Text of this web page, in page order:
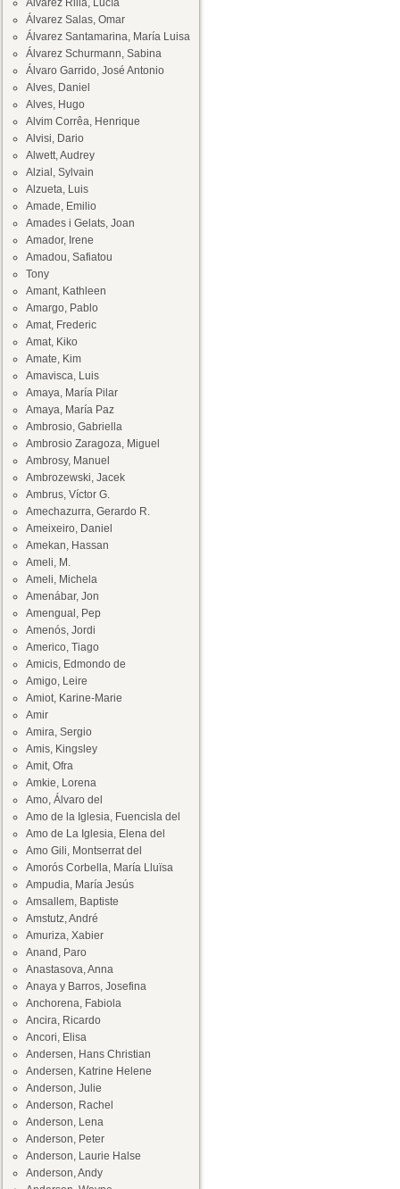
Álvarez Rilla, Lucía
Álvarez Salas, Omar
Álvarez Santamarina, María Luisa
Álvarez Schurmann, Sabina
Álvaro Garrido, José Antonio
Alves, Daniel
Alves, Hugo
Alvim Corrêa, Henrique
Alvisi, Dario
Alwett, Audrey
Alzial, Sylvain
Alzueta, Luis
Amade, Emilio
Amades i Gelats, Joan
Amador, Irene
Amadou, Safiatou
Tony
Amant, Kathleen
Amargo, Pablo
Amat, Frederic
Amat, Kiko
Amate, Kim
Amavisca, Luis
Amaya, María Pilar
Amaya, María Paz
Ambrosio, Gabriella
Ambrosio Zaragoza, Miguel
Ambrosy, Manuel
Ambrozewski, Jacek
Ambrus, Víctor G.
Amechazurra, Gerardo R.
Ameixeiro, Daniel
Amekan, Hassan
Ameli, M.
Ameli, Michela
Amenábar, Jon
Amengual, Pep
Amenós, Jordi
Americo, Tiago
Amicis, Edmondo de
Amigo, Leire
Amiot, Karine-Marie
Amir
Amira, Sergio
Amis, Kingsley
Amit, Ofra
Amkie, Lorena
Amo, Álvaro del
Amo de la Iglesia, Fuencisla del
Amo de La Iglesia, Elena del
Amo Gili, Montserrat del
Amorós Corbella, María Lluïsa
Ampudia, María Jesús
Amsallem, Baptiste
Amstutz, André
Amuriza, Xabier
Anand, Paro
Anastasova, Anna
Anaya y Barros, Josefina
Anchorena, Fabiola
Ancira, Ricardo
Ancori, Elisa
Andersen, Hans Christian
Andersen, Katrine Helene
Anderson, Julie
Anderson, Rachel
Anderson, Lena
Anderson, Peter
Anderson, Laurie Halse
Anderson, Andy